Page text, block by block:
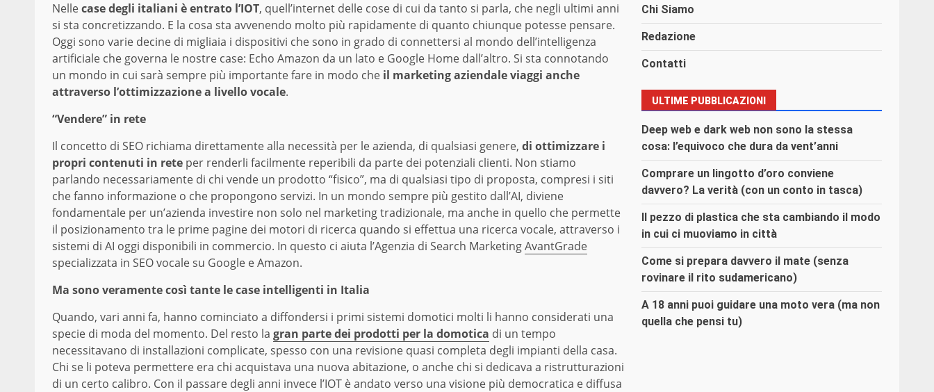
Nellecase degli italiani è entrato l’IOT, quell’internet delle cose di cui da tanto si parla, che negli ultimi anni
si sta concretizzando. E la cosa sta avvenendo molto più rapidamente di quanto chiunque potesse pensare.
Oggi sono varie decine di migliaia i dispositivi che sono in grado di connettersi al mondo dell’intelligenza
artificiale che governa le nostre case: Echo Amazon da un lato e Google Home dall’altro. Si sta connotando
un mondo in cui sarà sempre più importante fare in modo che il marketing aziendale viaggi anche
attraverso l’ottimizzazione a livello vocale.
“Vendere” in rete
Il concetto di SEO richiama direttamente alla necessità per le azienda, di qualsiasi genere, di ottimizzare i
propri contenuti in rete per renderli facilmente reperibili da parte dei potenziali clienti. Non stiamo
parlando necessariamente di chi vende un prodotto “fisico”, ma di qualsiasi tipo di proposta, compresi i siti
che fanno informazione o che propongono servizi. In un mondo sempre più gestito dall’AI, diviene
fondamentale per un’azienda investire non solo nel marketing tradizionale, ma anche in quello che permette
il posizionamento tra le prime pagine dei motori di ricerca quando si effettua una ricerca vocale, attraverso i
sistemi di AI oggi disponibili in commercio. In questo ci aiuta l’Agenzia di Search MarketingAvantGrade
specializzata in SEO vocale su Google e Amazon.
Ma sono veramente così tante le case intelligenti in Italia
Quando, vari anni fa, hanno cominciato a diffondersi i primi sistemi domotici molti li hanno considerati una
specie di moda del momento. Del resto la gran parte dei prodotti per la domotica di un tempo
necessitavano di installazioni complicate, spesso con una revisione quasi completa degli impianti della casa.
Chi se li poteva permettere era chi acquistava una nuova abitazione, o anche chi si dedicava a ristrutturazioni
di un certo calibro. Con il passare degli anni invece l’IOT è andato verso una visione più democratica e diffusa
Chi Siamo
Redazione
Contatti
ULTIME PUBBLICAZIONI
Deep web e dark web non sono la stessa
cosa: l’equivoco che dura da vent’anni
Comprare un lingotto d’oro conviene
davvero? La verità (con un conto in tasca)
Il pezzo di plastica che sta cambiando il modo
in cui ci muoviamo in città
Come si prepara davvero il mate (senza
rovinare il rito sudamericano)
A 18 anni puoi guidare una moto vera (ma non
quella che pensi tu)